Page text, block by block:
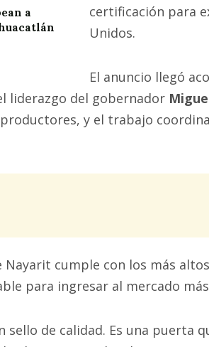
a
certificación para
Unidos.
El anuncio llegó
liderazgo del gobernador
y el trabajo
Nayarit cumple con los más
para ingresar al mercado
sello de calidad. Es una puerta